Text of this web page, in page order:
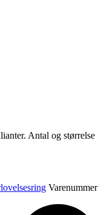
Antal og størrelse
Varenummer